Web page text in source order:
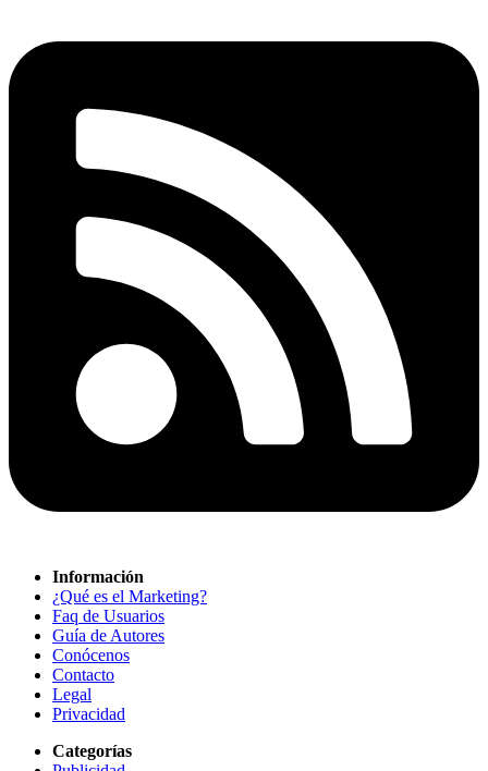
Información
¿Qué es el Marketing?
Faq de Usuarios
Guía de Autores
Conócenos
Contacto
Legal
Privacidad
Categorías